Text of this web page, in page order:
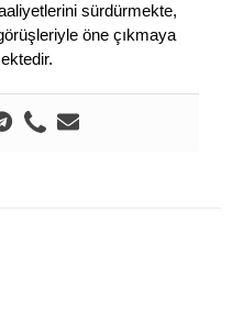
sürdürmekte,
öne çıkmaya